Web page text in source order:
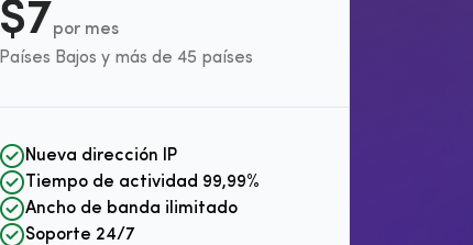
$7por mes
Países Bajos y más de 45 países
Nueva dirección IP
Tiempo de actividad 99,99%
Ancho de banda ilimitado
Soporte 24/7